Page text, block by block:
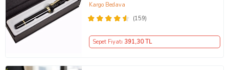
(159)
Kargo Bedava
Sepet Fiyatı 391,30 TL